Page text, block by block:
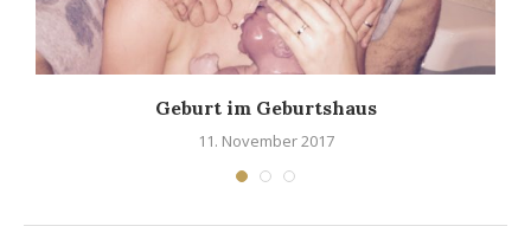
Geburt im Geburtshaus
11. November 2017